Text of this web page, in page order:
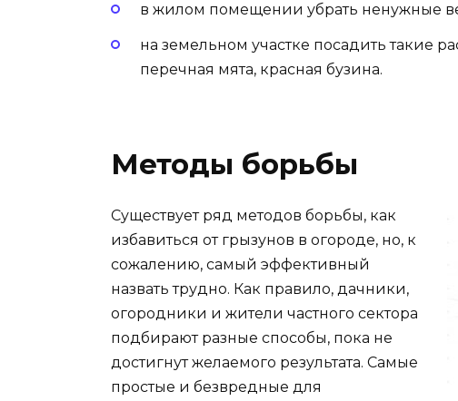
в жилом помещении убрать ненужные
на земельном участке посадить такие
перечная мята, красная бузина.
Методы борьбы
Существует ряд методов борьбы, как
избавиться от грызунов в огороде, но, к
сожалению, самый эффективный
назвать трудно. Как правило, дачники,
огородники и жители частного сектора
подбирают разные способы, пока не
достигнут желаемого результата. Самые
простые и безвредные для